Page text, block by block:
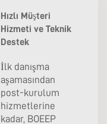
Hızlı Müşteri
Hizmeti ve Teknik
Destek
İlk danışma
aşamasından
post-kurulum
hizmetlerine
kadar, BOEEP